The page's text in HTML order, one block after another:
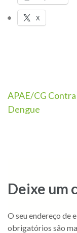
X
APAE/CG Contra
Dengue
Deixe um
O seu endereço de
obrigatórios são